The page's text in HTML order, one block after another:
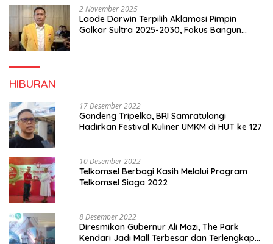
2 November 2025
Laode Darwin Terpilih Aklamasi Pimpin
Golkar Sultra 2025-2030, Fokus Bangun
HIBURAN
17 Desember 2022
Gandeng Tripelka, BRI Samratulangi
Hadirkan Festival Kuliner UMKM di HUT ke 127
10 Desember 2022
Telkomsel Berbagi Kasih Melalui Program
Telkomsel Siaga 2022
8 Desember 2022
Diresmikan Gubernur Ali Mazi, The Park
Kendari Jadi Mall Terbesar dan Terlengkap